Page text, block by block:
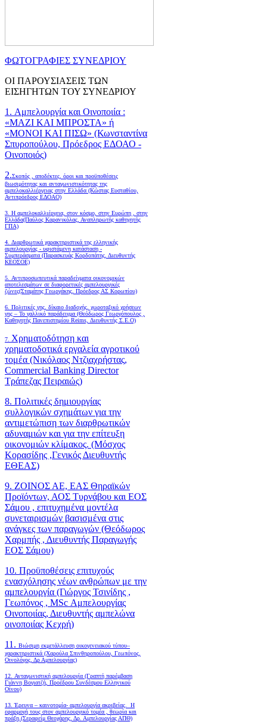
ΦΩΤΟΓΡΑΦΙΕΣ ΣΥΝΕΔΡΙΟΥ
ΟΙ ΠΑΡΟΥΣΙΑΣΕΙΣ ΤΩΝ
ΕΙΣΗΓΗΤΩΝ ΤΟΥ ΣΥΝΕΔΡΙΟΥ
1. Αμπελουργία και Οινοποιία :
«ΜΑΖΙ ΚΑΙ ΜΠΡΟΣΤΑ» ή
«ΜΟΝΟΙ ΚΑΙ ΠΙΣΩ» (Κωνσταντίνα
Σπυροπούλου, Πρόεδρος ΕΔΟΑΟ -
Οινοποιός)
2.Σκοπός , αποδέκτες, όροι και προϋποθέσεις
βιωσιμότητας και ανταγωνιστικότητας της
αμπελοκαλλιέργειας στην Ελλάδα (Κώστας Ευσταθίου,
Αντιπρόεδρος ΕΔΟΑΟ)
3. Η αμπελοκαλλιέργεια, στον κόσμο, στην Ευρώπη , στην
Ελλάδα(Παύλος Καρανικόλας, Αναπληρωτής καθηγητής
ΓΠΑ)
4. Διαρθρωτικά χαρακτηριστικά της ελληνικής
αμπελουργίας - υφιστάμενη κατάσταση -
Συμπεράσματα (Παρασκευάς Κορδοπάτης, Διευθυντής
ΚΕΟΣΟΕ)
5. Αντιπροσωπευτικά παραδείγματα οικονομικών
αποτελεσμάτων σε διαφορετικές αμπελουργικές
ζώνες(Σταμάτης Γεωργάκης, Πρόεδρος ΑΣ Κορωπίου)
6. Πολιτικές γης, δίκαιο διαδοχής, χωροταξικό χρήσεων
γης – Το γαλλικό παράδειγμα (Θεόδωρος Γεωργόπουλος ,
Καθηγητής Πανεπιστημίου Reims, Διευθυντής Σ.Ε.Ο)
7. Χρηματοδότηση και
χρηματοδοτικά εργαλεία αγροτικού
τομέα (Νικόλαος Ντζιαχρήστας,
Commercial Banking Director
Τράπεζας Πειραιώς)
8. Πολιτικές δημιουργίας
συλλογικών σχημάτων για την
αντιμετώπιση των διαρθρωτικών
αδυναμιών και για την επίτευξη
οικονομιών κλίμακος. (Μόσχος
Κορασίδης ,Γενικός Διευθυντής
ΕΘΕΑΣ)
9. ΖΟΙΝΟΣ ΑΕ, ΕΑΣ Θηραϊκών
Προϊόντων, ΑΟΣ Τυρνάβου και ΕΟΣ
Σάμου , επιτυχημένα μοντέλα
συνεταιρισμών βασισμένα στις
ανάγκες των παραγωγών (Θεόδωρος
Χαρμπής , Διευθυντής Παραγωγής
ΕΟΣ Σάμου)
10. Προϋποθέσεις επιτυχούς
ενασχόλησης νέων ανθρώπων με την
αμπελουργία (Γιώργος Τσινίδης ,
Γεωπόνος , MSc Αμπελουργίας
Οινοποιίας, Διευθυντής αμπελώνα
οινοποιίας Κεχρή)
11. Βιώσιμη εκμετάλλευση οικογενειακού τύπου–
χαρακτηριστικά (Χαρούλα Σπινθηροπούλου, Γεωπόνος,
Οινολόγος, Δρ Αμπελουργίας)
12. Ανταγωνιστική αμπελουργία (Γραπτή παρέμβαση
Γιάννη Βογιατζή, Προέδρου Συνδέσμου Ελληνικού
Οίνου)
13. Έρευνα – καινοτομία- αμπελουργία ακριβείας. Η
εφαρμογή τους στον αμπελουργικό τομέα , θεωρία και
πράξη.(Σεραφείμ Θεοχάρης, Δρ. Αμπελουργίας ΑΠΘ)